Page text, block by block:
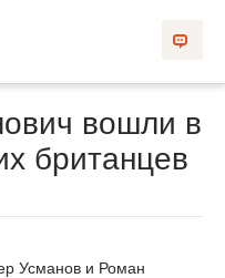
вошли в
британцев
Усманов и Роман